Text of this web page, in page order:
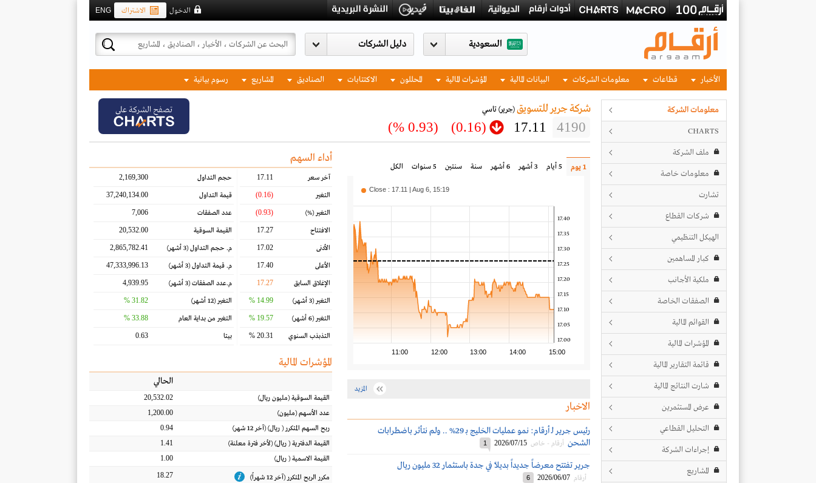
ENG الاشتراك الدخول
السعودية
الأخبار قطاعات معلومات الشركات البيانات المالية المؤشرات المالية المحللون الاكتتابات الصناديق المشاريع رسوم بيانية
معلومات الشركة
CHARTS
ملف الشركة
معلومات خاصة
تشارت
شركات القطاع
الهيكل التنظيمي
كبار المساهمين
ملكية الأجانب
الصفقات الخاصة
القوائم المالية
المؤشرات المالية
قائمة التقارير المالية
شارت النتائج المالية
عرض المستثمرين
التحليل القطاعي
إجراءات الشركة
المشاريع
شركة جرير للتسويق(جرير) تاسي
4190
17.11
(0.16)
(0.93 %)
تصفح الشركة على
1 يوم 5 أيام 3 أشهر 6 أشهر سنة سنتين 5 سنوات الكل
11:00 12:00 13:00 14:00 15:00
17.00
17.05
17.10
17.15
17.20
17.25
17.30
17.35
17.40
Close : 17.11 | Aug 6, 15:19
المزيد
الاخبار
رئيس جرير لـ أرقام: نمو عمليات الخليج بـ 29% .. ولم نتأثر باضطرابات
الشحن أرقام - خاص 2026/07/15
1
جرير تفتتح معرضاً جديداً بديلاً في جدة باستثمار 32 مليون ريال
أرقام 2026/06/07
6
أداء السهم
آخر سعر 17.11
التغير (0.16)
التغير(%)
(0.93)
الافتتاح 17.27
الأدنى 17.02
الأعلى 17.40
الإغلاق السابق 17.27
التغير(3 أشهر) 14.99 %
التغير(6 أشهر) 19.57 %
التذبذب السنوي 20.31 %
حجم التداول 2,169,300
قيمة التداول 37,240,134.00
عدد الصفقات 7,006
القيمة السوقية 20,532.00
م. حجم التداول(3 أشهر) 2,865,782.41
م. قيمة التداول(3 أشهر) 47,333,996.13
م.عدد الصفقات(3 أشهر) 4,939.95
التغير(12 أشهر) 31.82 %
التغير من بداية العام 33.88 %
بيتا 0.63
المؤشرات المالية
الحالي
القيمة السوقية(مليون ريال)
20,532.02
عدد الأسهم(مليون)
1,200.00
ربح السهم المتكرر( ريال) (آخر 12 شهر)
0.94
القيمة الدفترية( ريال) (لأخر فترة معلنة)
1.41
القيمة الاسمية( ريال)
1.00
مكرر الربح المتكرر (آخر 12 شهراً) 18.27